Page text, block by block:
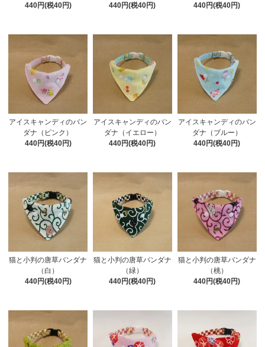
440円(税40円)
440円(税40円)
440円(税40円)
アイスキャンディのバン
ダナ（ピンク）
440円(税40円)
アイスキャンディのバン
ダナ（イエロー）
440円(税40円)
アイスキャンディのバン
ダナ（ブルー）
440円(税40円)
猫と小判の唐草バンダナ
（白）
440円(税40円)
猫と小判の唐草バンダナ
（緑）
440円(税40円)
猫と小判の唐草バンダナ
（桃）
440円(税40円)